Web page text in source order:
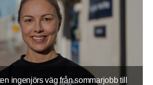
ingenjörs väg från sommarjobb till